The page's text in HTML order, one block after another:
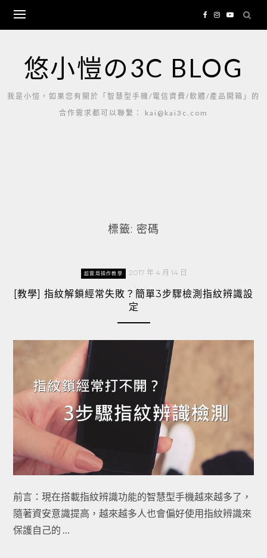
content
悠小愷の3C BLOG
我是小愷，如果您有關於「智慧型手機/電信資費/軟體/產品開箱」的
合作需求都可以聯繫： kai@kai3c.com
標籤: 密碼
超實用操作教學 2017 年 4 月 14 日
[教學] 指紋解鎖經常失敗？簡單3步驟檢測指紋辨識設
定
前言：現在搭載指紋辨識功能的智慧型手機越來越多了，
隨著資安意識提高，越來越多人也會偏好使用指紋辨識來
保護自己的 …